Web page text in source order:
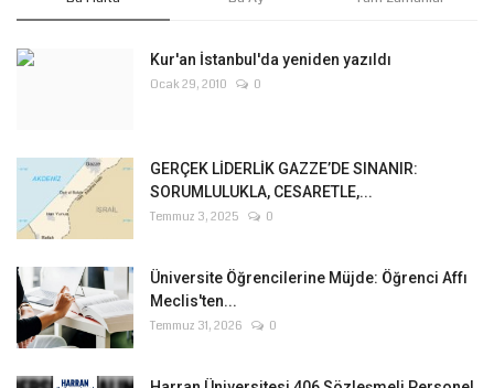
Kur'an İstanbul'da yeniden yazıldı
Ocak 29, 2010 0
GERÇEK LİDERLİK GAZZE’DE SINANIR:
SORUMLULUKLA, CESARETLE,...
Temmuz 3, 2025 0
Üniversite Öğrencilerine Müjde: Öğrenci Affı
Meclis'ten...
Temmuz 31, 2026 0